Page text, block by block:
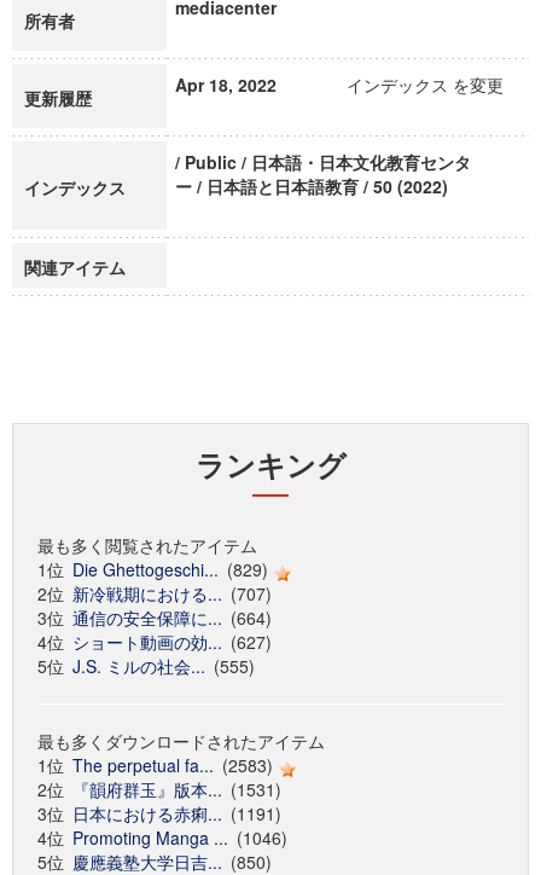
所有者
mediacenter
更新履歴
Apr 18, 2022 インデックス を変更
インデックス
/ Public / 日本語・日本文化教育センタ
ー / 日本語と日本語教育 / 50 (2022)
関連アイテム
ランキング
最も多く閲覧されたアイテム
1位 Die Ghettogeschi... (829)
2位 新冷戦期における... (707)
3位 通信の安全保障に... (664)
4位 ショート動画の効... (627)
5位 J.S. ミルの社会... (555)
最も多くダウンロードされたアイテム
1位 The perpetual fa... (2583)
2位
『韻府群玉』版本... (1531)
3位 日本における赤痢... (1191)
4位 Promoting Manga ... (1046)
5位 慶應義塾大学日吉... (850)